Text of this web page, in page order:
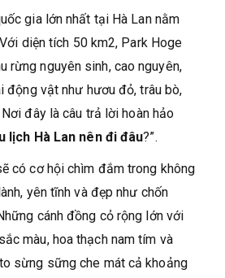
gia lớn nhất tại Hà Lan nằm
diện tích 50 km2, Park Hoge
rừng nguyên sinh, cao nguyên,
động vật như hươu đỏ, trâu bò,
đây là câu trả lời hoàn hảo
lịch Hà Lan nên đi đâu?”.
có cơ hội chìm đắm trong không
yên tĩnh và đẹp như chốn
cánh đồng cỏ rộng lớn với
màu, hoa thạch nam tím và
sừng sững che mát cả khoảng